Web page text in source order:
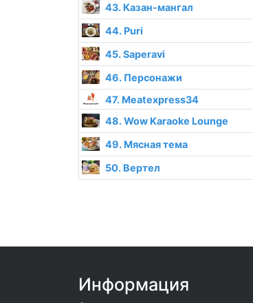
43. Казан-мангал
44. Puri
45. Saperavi
46. Персонажи
47. Meatexpress34
48. Wow Karaoke Lounge
49. Мясная тема
50. Вертел
Информация